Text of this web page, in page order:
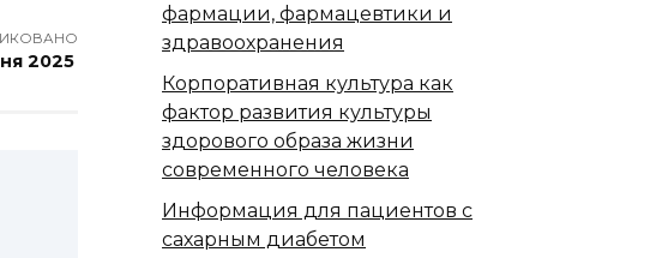
2025
фармации, фармацевтики и
здравоохранения
Корпоративная культура как
фактор развития культуры
здорового образа жизни
современного человека
Информация для пациентов с
сахарным диабетом